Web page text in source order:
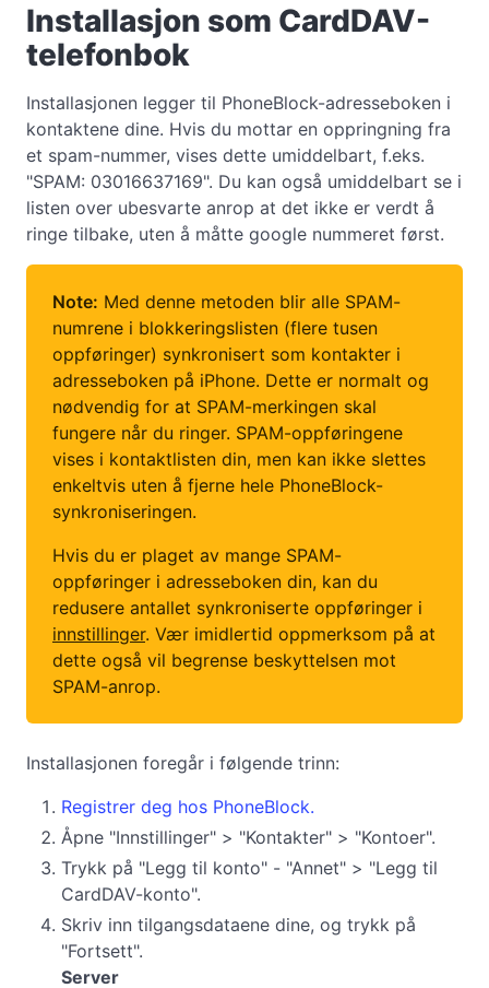
Installasjon som CardDAV-
telefonbok
Installasjonen legger til PhoneBlock-adresseboken i
kontaktene dine. Hvis du mottar en oppringning fra
et spam-nummer, vises dette umiddelbart, f.eks.
"SPAM: 03016637169". Du kan også umiddelbart se i
listen over ubesvarte anrop at det ikke er verdt å
ringe tilbake, uten å måtte google nummeret først.
Note: Med denne metoden blir alle SPAM-
numrene i blokkeringslisten (flere tusen
oppføringer) synkronisert som kontakter i
adresseboken på iPhone. Dette er normalt og
nødvendig for at SPAM-merkingen skal
fungere når du ringer. SPAM-oppføringene
vises i kontaktlisten din, men kan ikke slettes
enkeltvis uten å fjerne hele PhoneBlock-
synkroniseringen.
Hvis du er plaget av mange SPAM-
oppføringer i adresseboken din, kan du
redusere antallet synkroniserte oppføringer i
innstillinger. Vær imidlertid oppmerksom på at
dette også vil begrense beskyttelsen mot
SPAM-anrop.
Installasjonen foregår i følgende trinn:
Registrer deg hos PhoneBlock.
Åpne "Innstillinger" > "Kontakter" > "Kontoer".
Trykk på "Legg til konto" - "Annet" > "Legg til
CardDAV-konto".
Skriv inn tilgangsdataene dine, og trykk på
"Fortsett".
Server